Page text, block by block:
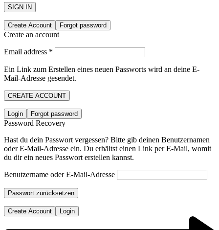
SIGN IN
Create Account Forgot password
Create an account
Email address *
Ein Link zum Erstellen eines neuen Passworts wird an deine E-
Mail-Adresse gesendet.
CREATE ACCOUNT
Login Forgot password
Password Recovery
Hast du dein Passwort vergessen? Bitte gib deinen Benutzernamen
oder E-Mail-Adresse ein. Du erhältst einen Link per E-Mail, womit
du dir ein neues Passwort erstellen kannst.
Benutzername oder E-Mail-Adresse
Passwort zurücksetzen
Create Account Login